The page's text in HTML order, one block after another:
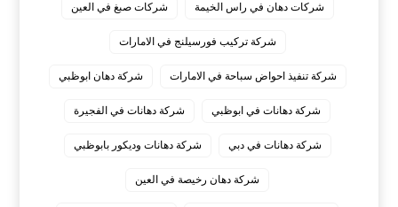
شركات دهان في راس الخيمة شركات صبغ في العين
شركة تركيب فورسيلنج في الامارات
شركة تنفيذ احواض سباحة في الامارات شركة دهان ابوظبي
شركة دهانات في ابوظبي شركة دهانات في الفجيرة
شركة دهانات في دبي شركة دهانات وديكور بابوظبي
شركة دهان رخيصة في العين